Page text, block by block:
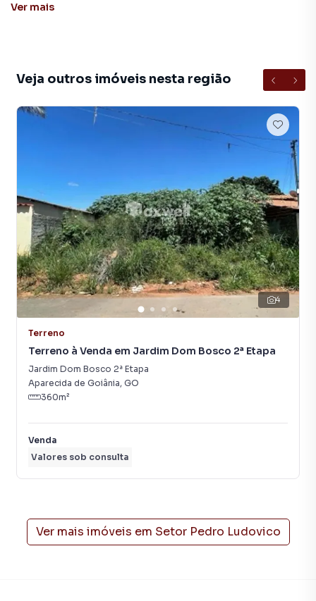
Aproveite esta oportunidade de investimento no coração
Ver mais
Veja outros imóveis nesta região
4
Terreno
Terreno à Venda em Jardim Dom Bosco 2ª Etapa
Jardim Dom Bosco 2ª Etapa
Aparecida de Goiânia, GO
360m²
Venda
Valores sob consulta
Ver mais imóveis em Setor Pedro Ludovico